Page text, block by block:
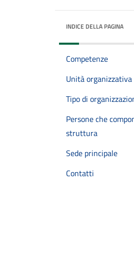
INDICE DELLA PAGINA
Competenze
Unità
Tipo di
Persone che
struttura
Sede principale
Contatti